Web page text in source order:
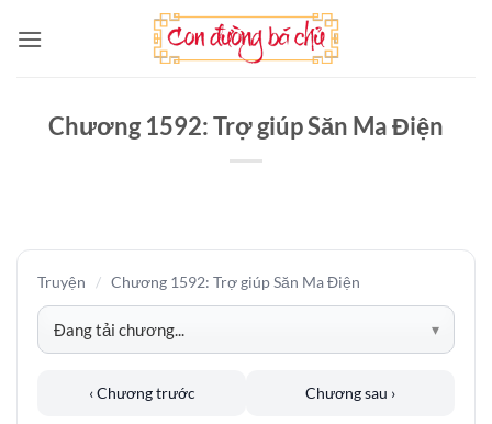
qua
Chương 1592: Trợ giúp Săn Ma Điện
Truyện / Chương 1592: Trợ giúp Săn Ma Điện
‹ Chương trước Chương sau ›